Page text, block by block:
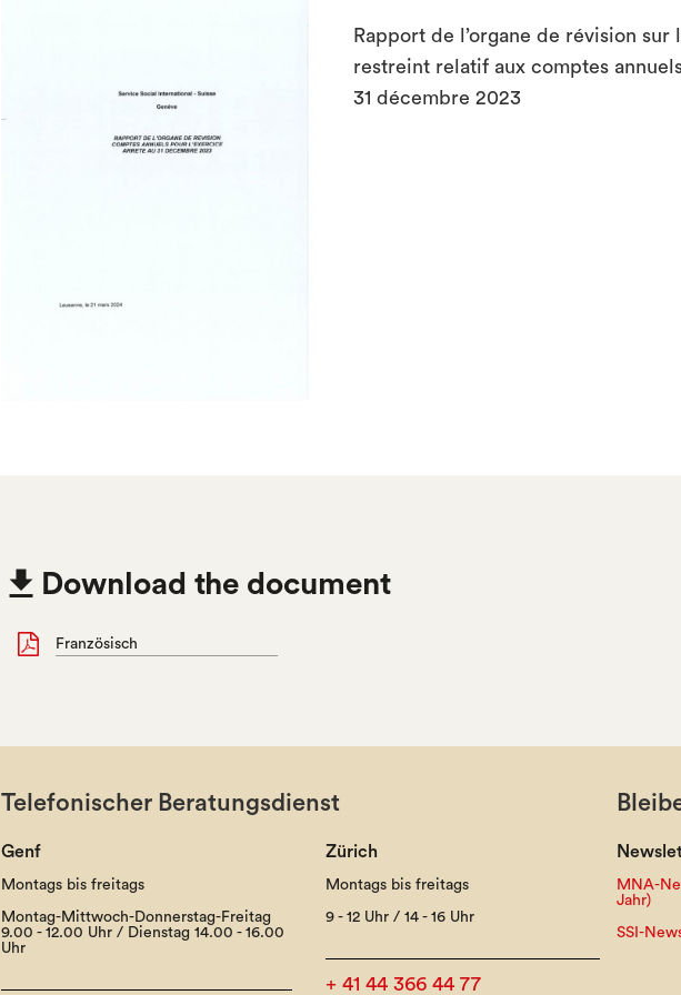
Rapport de l’organe de révision sur
restreint relatif aux comptes
31 décembre 2023
 Download the document
Französisch
Telefonischer Beratungsdienst
Genf
Montags bis freitags
Montag-Mittwoch-Donnerstag-Freitag
9.00 - 12.00 Uhr / Dienstag 14.00 - 16.00
Uhr
Zürich
Montags bis freitags
9 - 12 Uhr / 14 - 16 Uhr
+ 41 44 366 44 77
MNA-
Jahr)
SSI-